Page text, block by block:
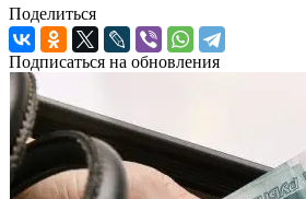
Поделиться
Подписаться на обновления